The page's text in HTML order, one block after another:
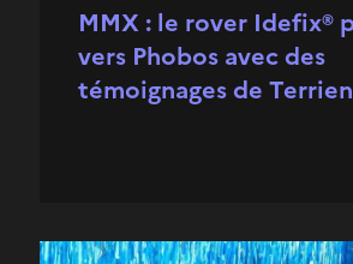
MMX : le rover Idefix®
vers Phobos avec des
témoignages de